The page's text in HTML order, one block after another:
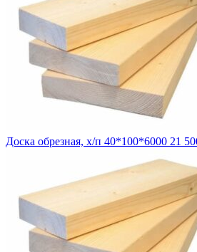
Доска обрезная, х/п 40*100*6000 21